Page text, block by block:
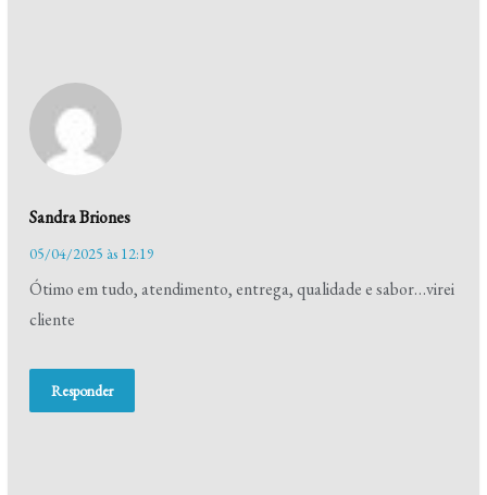
Sandra Briones
05/04/2025 às 12:19
Ótimo em tudo, atendimento, entrega, qualidade e sabor…virei
cliente
Responder